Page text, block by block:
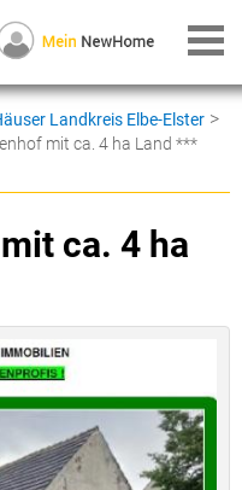
Landkreis Elbe-Elster >
mit ca. 4 ha Land ***
ca. 4 ha